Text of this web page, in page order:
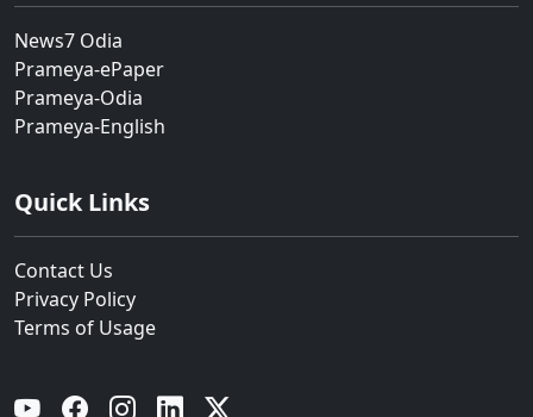
News7 Odia
Prameya-ePaper
Prameya-Odia
Prameya-English
Quick Links
Contact Us
Privacy Policy
Terms of Usage
YouTube Facebook Instagram Linkedin